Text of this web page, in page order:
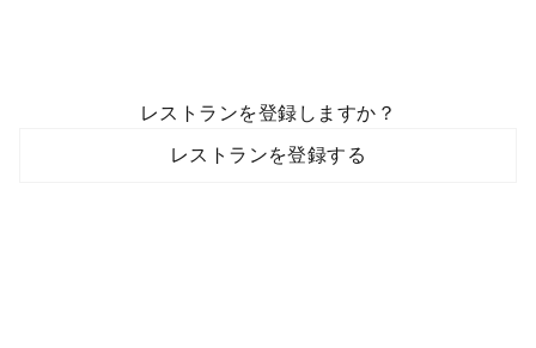
レストランを登録しますか？
レストランを登録する